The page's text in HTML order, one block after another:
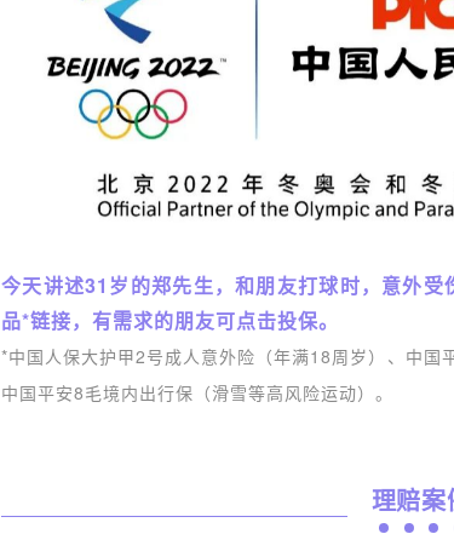
今天讲述31岁的郑先生，和朋友打球时，意外
品*链接，有需求的朋友可点击投保。
*中国人保大护甲2号成人意外险（年满18周岁）、 中国
中国平安8毛境内出行保（滑雪等高风险运动） 。
理赔案